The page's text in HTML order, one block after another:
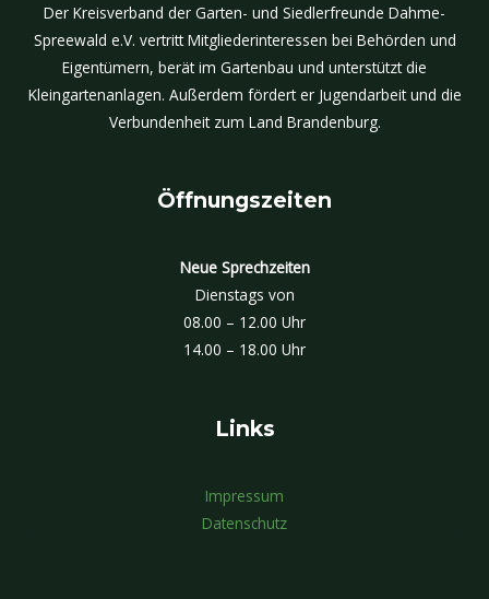
Der Kreisverband der Garten- und Siedlerfreunde Dahme-
Spreewald e.V. vertritt Mitgliederinteressen bei Behörden und
Eigentümern, berät im Gartenbau und unterstützt die
Kleingartenanlagen. Außerdem fördert er Jugendarbeit und die
Verbundenheit zum Land Brandenburg.
Öffnungszeiten
Neue Sprechzeiten
Dienstags von
08.00 – 12.00 Uhr
14.00 – 18.00 Uhr
Links
Impressum
Datenschutz